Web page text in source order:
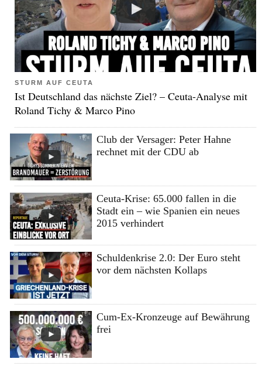
STURM AUF CEUTA
Ist Deutschland das nächste Ziel? – Ceuta-Analyse mit
Roland Tichy & Marco Pino
Club der Versager: Peter Hahne
rechnet mit der CDU ab
Ceuta-Krise: 65.000 fallen in die
Stadt ein – wie Spanien ein neues
2015 verhindert
Schuldenkrise 2.0: Der Euro steht
vor dem nächsten Kollaps
Cum-Ex-Kronzeuge auf Bewährung
frei